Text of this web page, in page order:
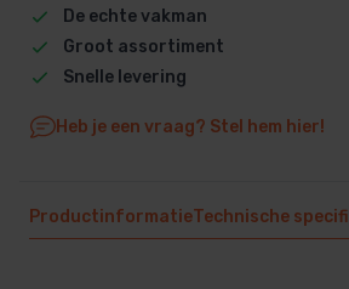
De echte vakman
Groot assortiment
Snelle levering
Heb je een vraag? Stel hem hier!
ProductinformatieTechnische